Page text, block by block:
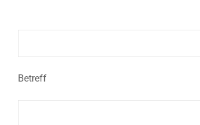
Betreff